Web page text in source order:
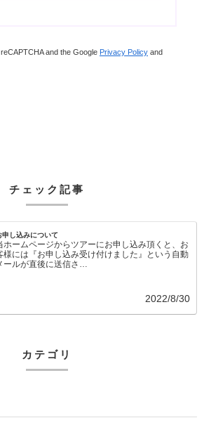
and the Google Privacy Policy and
チェック記事
申し込みについて
ホームページからツアーにお申し込み頂くと、お
様には『お申し込み受け付けました』という自動
ールが直後に送信さ…
2022/8/30
カテゴリ